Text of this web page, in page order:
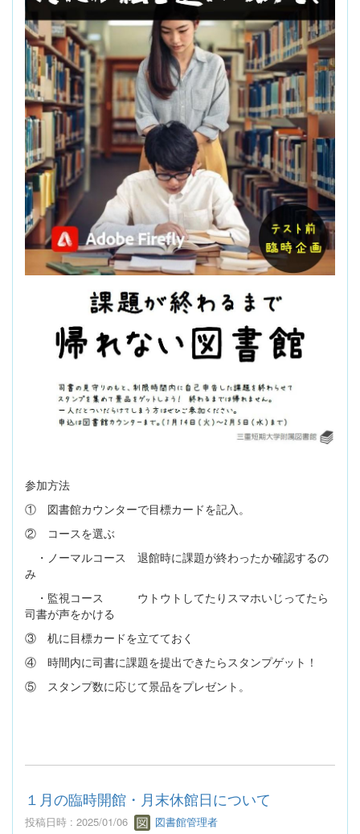
参加方法
① 図書館カウンターで目標カードを記入。
② コースを選ぶ
・ノーマルコース 退館時に課題が終わったか確認するの
み
・監視コース ウトウトしてたりスマホいじってたら
司書が声をかける
③ 机に目標カードを立てておく
④ 時間内に司書に課題を提出できたらスタンプゲット！
⑤ スタンプ数に応じて景品をプレゼント。
１月の臨時開館・月末休館日について
投稿日時 : 2025/01/06 図書館管理者